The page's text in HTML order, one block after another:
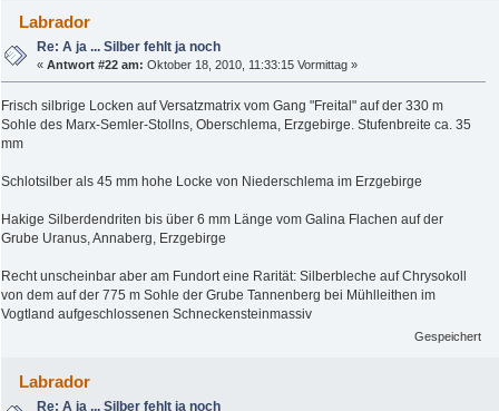
Labrador
Re: A ja ... Silber fehlt ja noch
«Antwort #22 am: Oktober 18, 2010, 11:33:15 Vormittag »
Frisch silbrige Locken auf Versatzmatrix vom Gang "Freital" auf der 330 m
Sohle des Marx-Semler-Stollns, Oberschlema, Erzgebirge. Stufenbreite ca. 35
mm
Schlotsilber als 45 mm hohe Locke von Niederschlema im Erzgebirge
Hakige Silberdendriten bis über 6 mm Länge vom Galina Flachen auf der
Grube Uranus, Annaberg, Erzgebirge
Recht unscheinbar aber am Fundort eine Rarität: Silberbleche auf Chrysokoll
von dem auf der 775 m Sohle der Grube Tannenberg bei Mühlleithen im
Vogtland aufgeschlossenen Schneckensteinmassiv
Gespeichert
Labrador
Re: A ja ... Silber fehlt ja noch